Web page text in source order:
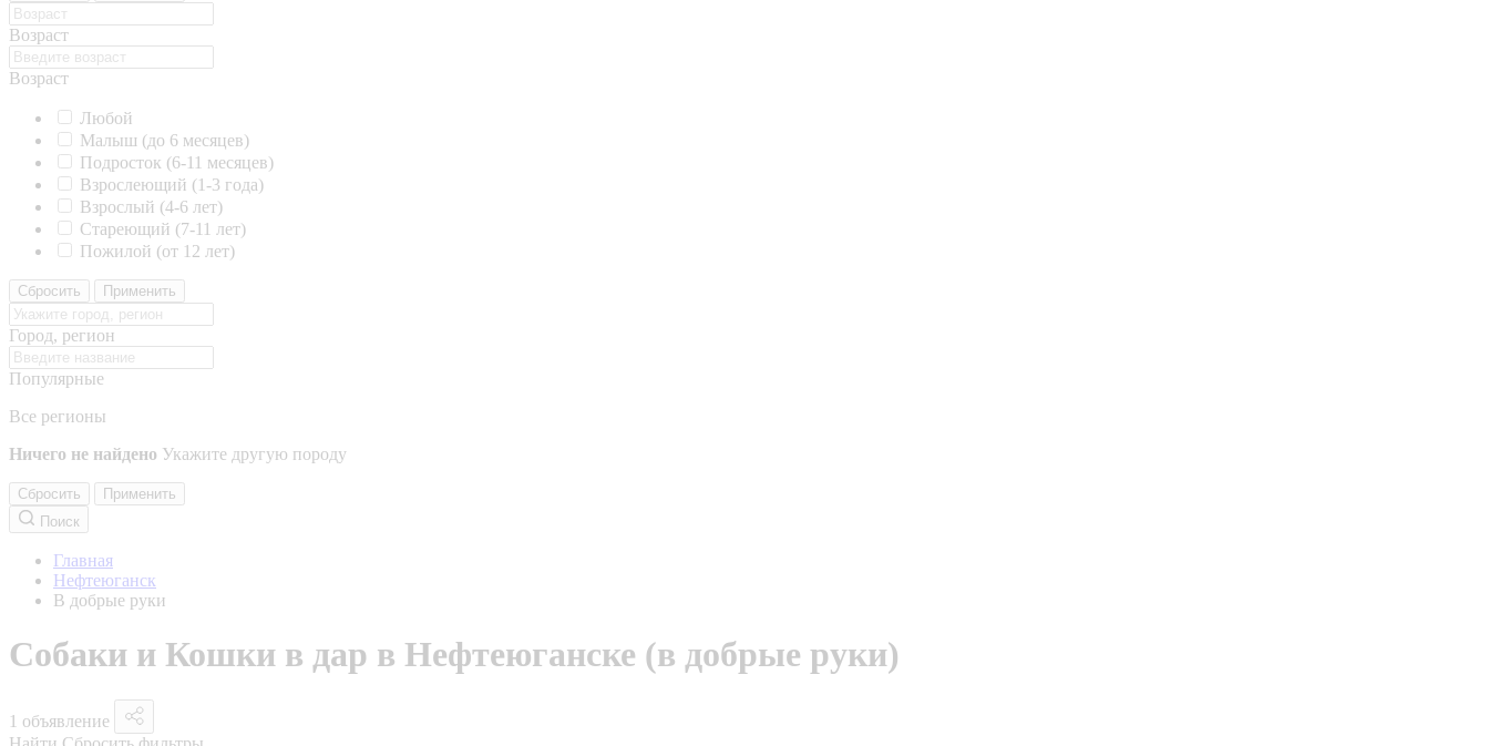
Возраст
Возраст
Любой
Малыш (до 6 месяцев)
Подросток (6-11 месяцев)
Взрослеющий (1-3 года)
Взрослый (4-6 лет)
Стареющий (7-11 лет)
Пожилой (от 12 лет)
Сбросить Применить
Город, регион
Популярные
Все регионы
Ничего не найдено Укажите другую породу
Сбросить
Применить
Поиск
Главная
Нефтеюганск
В добрые руки
Собаки и Кошки в дар в Нефтеюганске (в добрые руки)
1 объявление